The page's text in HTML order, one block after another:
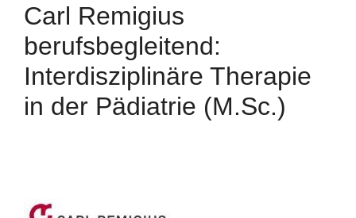
Carl Remigius
berufsbegleitend:
Interdisziplinäre Therapie
in der Pädiatrie (M.Sc.)